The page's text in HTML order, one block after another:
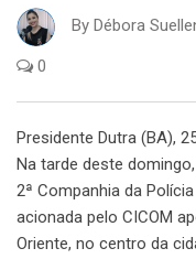
By Débora
0
Presidente Dutra (BA),
Na tarde deste
2ª Companhia da
acionada pelo CICOM
Oriente, no centro da